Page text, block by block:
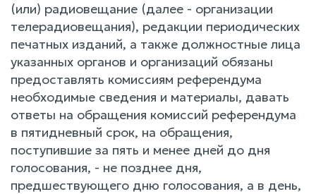
(или) радиовещание (далее - организации
телерадиовещания), редакции периодических
печатных изданий, а также должностные лица
указанных органов и организаций обязаны
предоставлять комиссиям референдума
необходимые сведения и материалы, давать
ответы на обращения комиссий референдума
в пятидневный срок, на обращения,
поступившие за пять и менее дней до дня
голосования, - не позднее дня,
предшествующего дню голосования, а в день,